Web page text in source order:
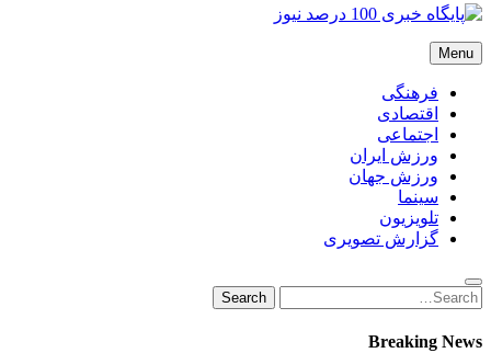
پایگاه خبری 100 درصد نیوز
پایگاه خبری 100 درصد نیوز
Menu
فرهنگی
اقتصادی
اجتماعی
ورزش ایران
ورزش جهان
سینما
تلویزیون
گزارش تصویری
Search
for:
Search
Breaking News